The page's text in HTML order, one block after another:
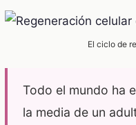
El ciclo de
Todo el mundo ha
la media de un